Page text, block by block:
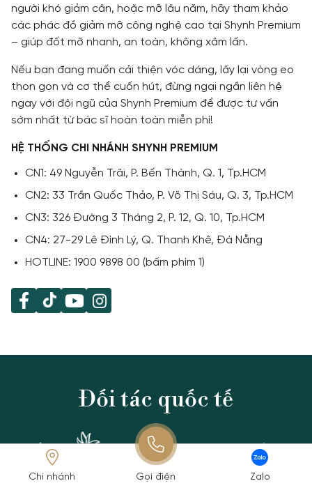
người khó giảm cân, hoặc mỡ lâu năm, hãy tham khảo
các phác đồ giảm mỡ công nghệ cao tại Shynh Premium
– giúp đốt mỡ nhanh, an toàn, không xâm lấn.
Nếu bạn đang muốn cải thiện vóc dáng, lấy lại vòng eo
thon gọn và cơ thể cuốn hút, đừng ngại ngần liên hệ
ngay với đội ngũ của Shynh Premium để được tư vấn
sớm nhất từ bác sĩ hoàn toàn miễn phí!
HỆ THỐNG CHI NHÁNH SHYNH PREMIUM
CN1: 49 Nguyễn Trãi, P. Bến Thành, Q. 1, Tp.HCM
CN2: 33 Trần Quốc Thảo, P. Võ Thị Sáu, Q. 3, Tp.HCM
CN3: 326 Đường 3 Tháng 2, P. 12, Q. 10, Tp.HCM
CN4: 27-29 Lê Đình Lý, Q. Thanh Khê, Đà Nẵng
HOTLINE: 1900 9898 00 (bấm phím 1)
Đối tác quốc tế
Chi nhánh Gọi điện Zalo